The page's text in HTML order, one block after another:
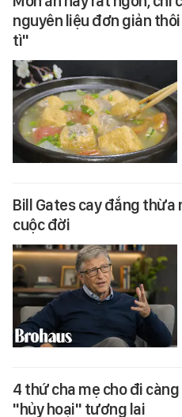
nguyên liệu đơn giản
tì"
Bill Gates cay đắng thừa
cuộc đời
4 thứ cha mẹ cho đi
"hủy hoại" tương lai